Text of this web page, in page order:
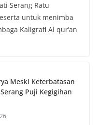
Serang Ratu
untuk menimba
Kaligrafi Al qur’an
Meski Keterbatasan
Puji Kegigihan